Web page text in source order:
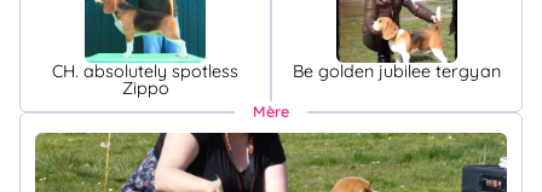
CH. absolutely spotless
Zippo
Be golden jubilee tergyan
Mère